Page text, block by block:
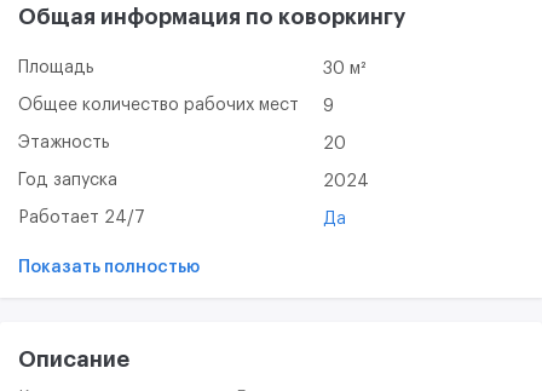
Общая информация по коворкингу
Площадь 30 м²
Общее количество рабочих мест 9
Этажность 20
Год запуска 2024
Работает 24/7 Да
Показать полностью
Описание